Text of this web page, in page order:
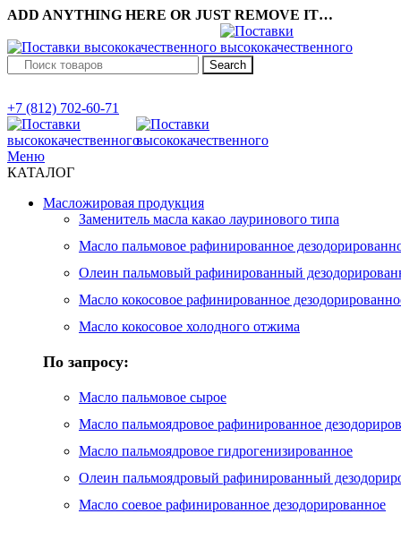
ADD ANYTHING HERE OR JUST REMOVE IT…
Search
+7 (812) 702-60-71
Меню
КАТАЛОГ
Масложировая продукция
Заменитель масла какао лауринового типа
Масло пальмовое рафинированное
Олеин пальмовый рафинированный
Масло кокосовое рафинированное
Масло кокосовое холодного отжима
По запросу:
Масло пальмовое сырое
Масло пальмоядровое рафинированное
Масло пальмоядровое гидрогенизированное
Олеин пальмоядровый рафинированный
Масло соевое рафинированное дезодорированное